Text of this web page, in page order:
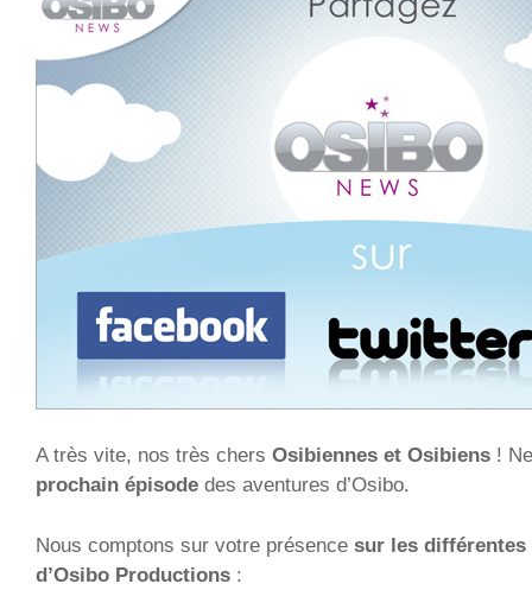
A très vite, nos très chers Osibiennes et Osibiens !
prochain épisode des aventures d’Osibo.
Nous comptons sur votre présence sur les
d’Osibo Productions :